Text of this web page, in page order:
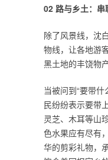
02 路与乡土：
除了风景线，沈
物线，让各地游
黑土地的丰饶物
当被问到“要带
民纷纷表示要带
灵芝、木耳等山
色水果应有尽有
华的剪彩礼物，